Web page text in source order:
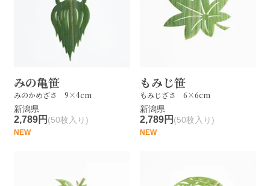
みの亀笹
みのかめざさ 9×4cm
新潟県
2,789円 (50枚入り)
NEW
もみじ笹
もみじざさ 6×6cm
新潟県
2,789円 (50枚入り)
NEW